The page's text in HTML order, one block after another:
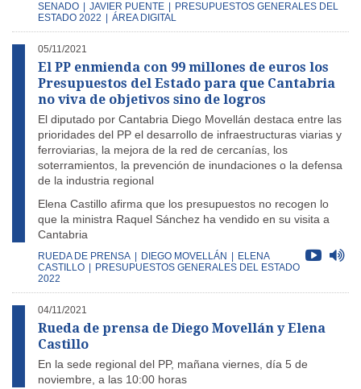
SENADO JAVIER PUENTE
PRESUPUESTOS GENERALES DEL
ESTADO 2022
ÁREA DIGITAL
05/11/2021
El PP enmienda con 99 millones de euros los
Presupuestos del Estado para que Cantabria
no viva de objetivos sino de logros
El diputado por Cantabria Diego Movellán destaca entre las
prioridades del PP el desarrollo de infraestructuras viarias y
ferroviarias, la mejora de la red de cercanías, los
soterramientos, la prevención de inundaciones o la defensa
de la industria regional
Elena Castillo afirma que los presupuestos no recogen lo
que la ministra Raquel Sánchez ha vendido en su visita a
Cantabria
RUEDA DE PRENSA DIEGO MOVELLÁN
ELENA
CASTILLO
PRESUPUESTOS GENERALES DEL ESTADO
2022
04/11/2021
Rueda de prensa de Diego Movellán y Elena
Castillo
En la sede regional del PP, mañana viernes, día 5 de
noviembre, a las 10:00 horas